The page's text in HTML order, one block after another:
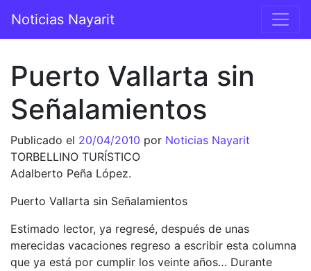
Navegación principal
Noticias Nayarit
Puerto Vallarta sin
Señalamientos
Publicado el 20/04/2010 por Noticias Nayarit
TORBELLINO TURÍSTICO
Adalberto Peña López.
Puerto Vallarta sin Señalamientos
Estimado lector, ya regresé, después de unas
merecidas vacaciones regreso a escribir esta columna
que ya está por cumplir los veinte años… Durante